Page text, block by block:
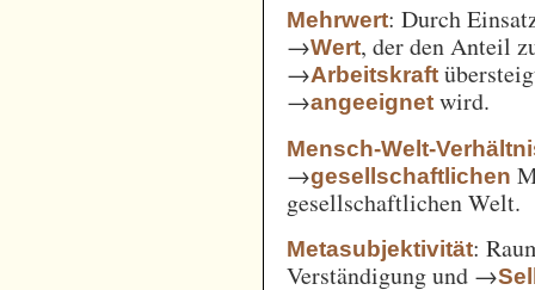
Mehrwert: Durch
→Wert, der den Anteil
→Arbeitskraft
→angeeignet wird.
Mensch-Welt-
→gesellschaftlichen
gesellschaftlichen Welt.
Metasubjektivität:
Verständigung und →